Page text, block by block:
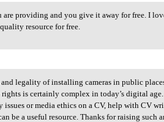
are providing and you give it away for free. I
resource for free.
legality of installing cameras in public
is certainly complex in today’s digital
or media ethics on a CV, help with CV
be a useful resource. Thanks for raising such